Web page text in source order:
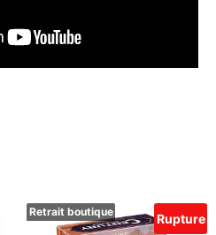
Retrait boutique Rupture